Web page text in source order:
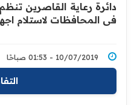
دائرة رعاية القاصرين تنظم
في المحافظات لاستلام
10/07/2019 - 01:53 صباحًا